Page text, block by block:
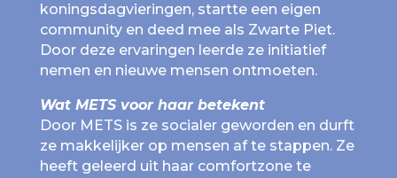
koningsdagvieringen, startte een eigen
community en deed mee als Zwarte Piet.
Door deze ervaringen leerde ze initiatief
nemen en nieuwe mensen ontmoeten.
Wat METS voor haar betekent
Door METS is ze socialer geworden en durft
ze makkelijker op mensen af te stappen. Ze
heeft geleerd uit haar comfortzone te